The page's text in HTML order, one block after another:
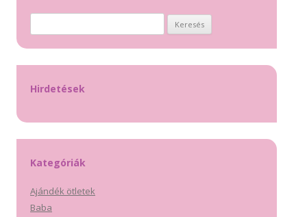
Hirdetések
Kategóriák
Ajándék ötletek
Baba